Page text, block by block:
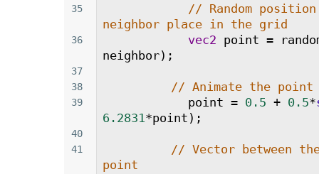
35
// Random
neighbor place in the grid
36 vec2 point =
neighbor);
37
38
// Animate the point
39 point = 0.5 + 0.5*
6.2831*point );
40
41
// Vector between
point